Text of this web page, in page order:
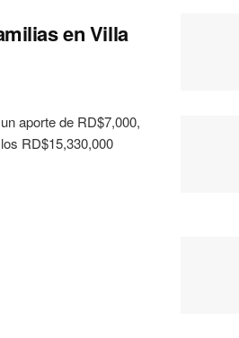
en Villa
aporte de RD$7,000,
RD$15,330,000